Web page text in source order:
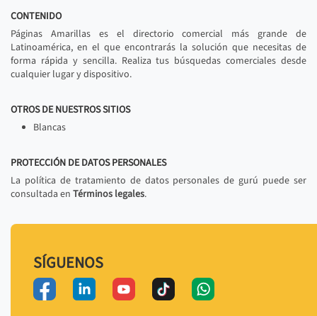
CONTENIDO
Páginas Amarillas es el directorio comercial más grande de
Latinoamérica, en el que encontrarás la solución que necesitas de
forma rápida y sencilla. Realiza tus búsquedas comerciales desde
cualquier lugar y dispositivo.
OTROS DE NUESTROS SITIOS
Blancas
PROTECCIÓN DE DATOS PERSONALES
La política de tratamiento de datos personales de gurú puede ser
consultada en Términos legales.
SÍGUENOS